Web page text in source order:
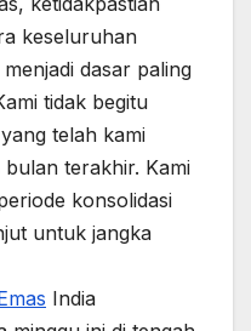
keseluruhan
dasar paling
tidak begitu
telah kami
terakhir. Kami
konsolidasi
untuk jangka
India